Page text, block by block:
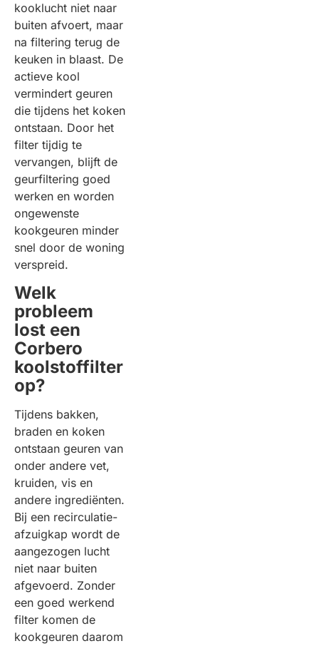
kooklucht niet naar
buiten afvoert, maar
na filtering terug de
keuken in blaast. De
actieve kool
vermindert geuren
die tijdens het koken
ontstaan. Door het
filter tijdig te
vervangen, blijft de
geurfiltering goed
werken en worden
ongewenste
kookgeuren minder
snel door de woning
verspreid.
Welk
probleem
lost een
Corbero
koolstoffilter
op?
Tijdens bakken,
braden en koken
ontstaan geuren van
onder andere vet,
kruiden, vis en
andere ingrediënten.
Bij een recirculatie-
afzuigkap wordt de
aangezogen lucht
niet naar buiten
afgevoerd. Zonder
een goed werkend
filter komen de
kookgeuren daarom